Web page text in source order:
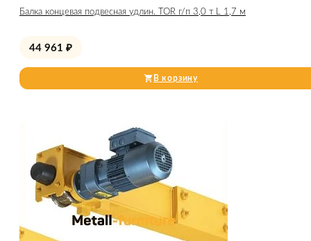
Балка концевая подвесная удлин. TOR г/п 3,0 т L 1,7 м
44 961 ₽
В корзину